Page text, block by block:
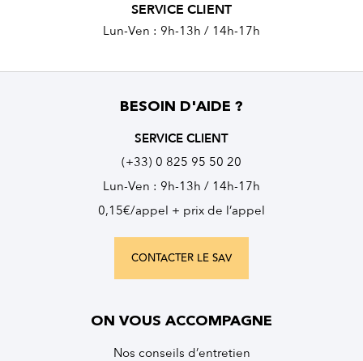
SERVICE CLIENT
Lun-Ven : 9h-13h / 14h-17h
BESOIN D'AIDE ?
SERVICE CLIENT
(+33) 0 825 95 50 20
Lun-Ven : 9h-13h / 14h-17h
0,15€/appel + prix de l’appel
CONTACTER LE SAV
ON VOUS ACCOMPAGNE
Nos conseils d’entretien